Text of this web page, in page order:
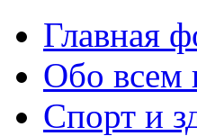
Главная
Обо всем
Спорт и